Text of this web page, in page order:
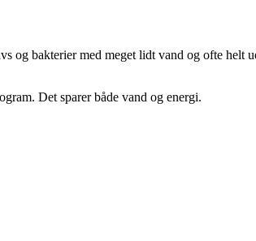
og bakterier med meget lidt vand og ofte
Det sparer både vand og energi.